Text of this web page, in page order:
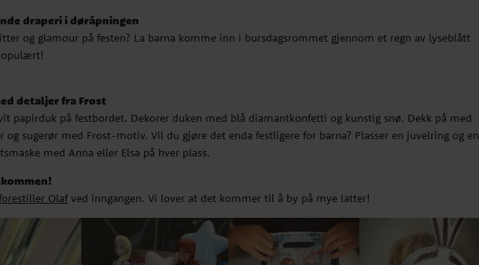
duken med blå
servietter og sugerør med
hver plass.
at det kommer til å by på
draperi i døråpningen
og glamour på festen? La barna komme inn i bursdagsrommet gjennom et regn av lyseblått
detaljer fra Frost
papirduk på festbordet. Dekorer duken med blå diamantkonfetti og kunstig snø. Dekk på med
og sugerør med Frost-motiv. Vil du gjøre det enda festligere for barna? Plasser en juvelring og en
med Anna eller Elsa på hver plass.
Olafved inngangen. Vi lover at det kommer til å by på mye latter!